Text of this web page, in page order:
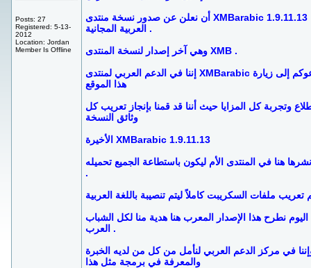
Posts: 27
Registered: 5-13-
2012
Location: Jordan
Member Is Offline
أن نعلن عن صدور نسخة منتدى XMBarabic 1.9.11.13
العربية المجانية .
وهي آخر إصدار لنسخة المنتدى XMB .
إننا في الدعم العربي لمنتدى XMBarabic ندعوكم إلى زيارة
هذا الموقع
وتجربة كل المزايا حيث أننا قد قمنا بإنجاز تعريب كل
وثائق النسخة
الأخيرة XMBarabic 1.9.11.13
نشرها هنا في المنتدى الأم ليكون باستطاعة الجميع تحميله
.
تعريب ملفات السكريبت كاملاً ليتم تنصيبة باللغة العربية
نطرح هذا الإصدار المعرب هنا هدية منا لكل الشباب
العرب .
في مركز الدعم العربي لنأمل من كل من لديه الخبرة
والمعرفة في برمجة مثل هذا